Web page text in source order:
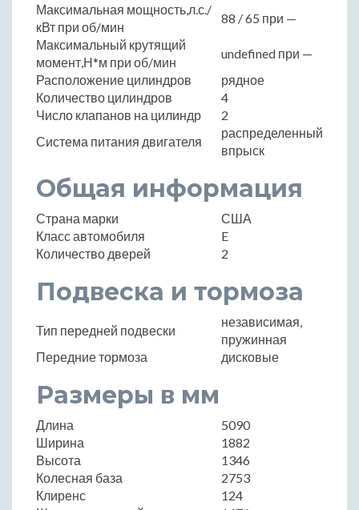
Максимальная мощность,л.с./
кВт при об/мин
88 / 65 при —
Максимальный крутящий
момент,Н*м при об/мин
undefined при —
Расположение цилиндров
рядное
Количество цилиндров
4
Число клапанов на цилиндр
2
Система питания двигателя
распределенный
впрыск
Общая информация
Страна марки
США
Класс автомобиля
E
Количество дверей
2
Подвеска и тормоза
Тип передней подвески
независимая,
пружинная
Передние тормоза
дисковые
Размеры в мм
Длина
5090
Ширина
1882
Высота
1346
Колесная база
2753
Клиренс
124